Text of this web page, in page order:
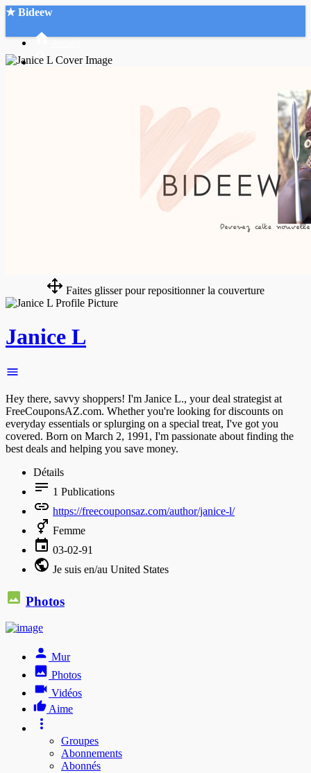
★ Bideew
Faites glisser pour repositionner la couverture
Janice L
Hey there, savvy shoppers! I'm Janice L., your deal strategist at
FreeCouponsAZ.com. Whether you're looking for discounts on
everyday essentials or splurging on a special treat, I've got you
covered. Born on March 2, 1991, I'm passionate about finding the
best deals and helping you save money.
Détails
1 Publications
https://freecouponsaz.com/author/janice-l/
Femme
03-02-91
Je suis en/au United States
Photos
Mur
Photos
Vidéos
Aime
Groupes
Abonnements
Abonnés